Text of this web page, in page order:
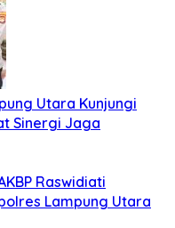
Utara Kunjungi
Sinergi Jaga
Raswidiati
Lampung Utara